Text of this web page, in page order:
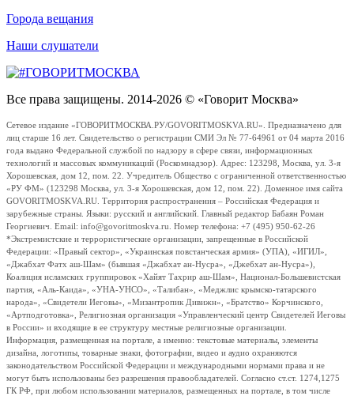
Города вещания
Наши слушатели
Все права защищены. 2014-2026 © «Говорит Москва»
Сетевое издание «ГОВОРИТМОСКВА.РУ/GOVORITMOSKVA.RU». Предназначено для
лиц старше 16 лет. Свидетельство о регистрации СМИ Эл № 77-64961 от 04 марта 2016
года выдано Федеральной службой по надзору в сфере связи, информационных
технологий и массовых коммуникаций (Роскомнадзор). Адрес: 123298, Москва, ул. 3-я
Хорошевская, дом 12, пом. 22. Учредитель Общество с ограниченной ответственностью
«РУ ФМ» (123298 Москва, ул. 3-я Хорошевская, дом 12, пом. 22). Доменное имя сайта
GOVORITMOSKVA.RU. Территория распространения – Российская Федерация и
зарубежные страны. Языки: русский и английский. Главный редактор Бабаян Роман
Георгиевич. Email: info@govoritmoskva.ru. Номер телефона: +7 (495) 950-62-26
*Экстремистские и террористические организации, запрещенные в Российской
Федерации: «Правый сектор», «Украинская повстанческая армия» (УПА), «ИГИЛ»,
«Джабхат Фатх аш-Шам» (бывшая «Джабхат ан-Нусра», «Джебхат ан-Нусра»),
Коалиция исламских группировок «Хайят Тахрир аш-Шам», Национал-Большевистская
партия, «Аль-Каида», «УНА-УНСО», «Талибан», «Меджлис крымско-татарского
народа», «Свидетели Иеговы», «Мизантропик Дивижн», «Братство» Корчинского,
«Артподготовка», Религиозная организация «Управленческий центр Свидетелей Иеговы
в России» и входящие в ее структуру местные религиозные организации.
Информация, размещенная на портале, а именно: текстовые материалы, элементы
дизайна, логотипы, товарные знаки, фотографии, видео и аудио охраняются
законодательством Российской Федерации и международными нормами права и не
могут быть использованы без разрешения правообладателей. Согласно ст.ст. 1274,1275
ГК РФ, при любом использовании материалов, размещенных на портале, в том числе